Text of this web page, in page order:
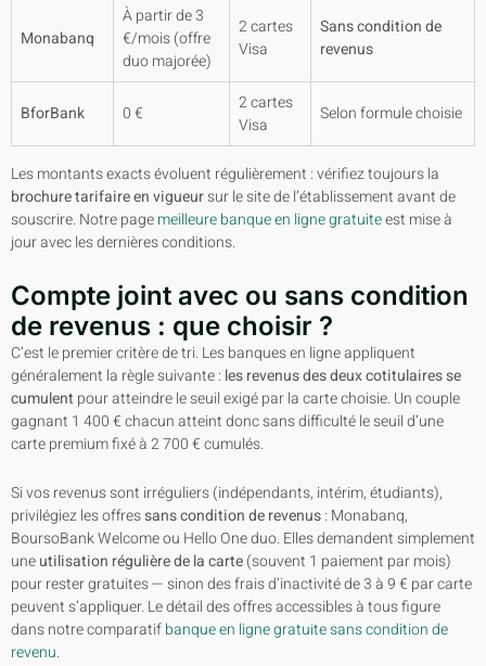
Monabanq
À partir de 3
€/mois (offre
duo majorée)
2 cartes
Visa
Sans condition de
revenus
BforBank 0 €
2 cartes
Visa
Selon formule choisie
Les montants exacts évoluent régulièrement : vérifiez toujours la
brochure tarifaire en vigueursur le site de l’établissement avant de
souscrire. Notre pagemeilleure banque en ligne gratuiteest mise à
jour avec les dernières conditions.
Compte joint avec ou sans condition
de revenus : que choisir ?
C’est le premier critère de tri. Les banques en ligne appliquent
généralement la règle suivante : les revenus des deux cotitulaires se
cumulent pour atteindre le seuil exigé par la carte choisie. Un couple
gagnant 1 400 € chacun atteint donc sans difficulté le seuil d’une
carte premium fixé à 2 700 € cumulés.
Si vos revenus sont irréguliers (indépendants, intérim, étudiants),
privilégiez les offressans condition de revenus: Monabanq,
BoursoBank Welcome ou Hello One duo. Elles demandent simplement
uneutilisation régulière de la carte(souvent 1 paiement par mois)
pour rester gratuites — sinon des frais d’inactivité de 3 à 9 € par carte
peuvent s’appliquer. Le détail des offres accessibles à tous figure
dans notre comparatifbanque en ligne gratuite sans condition de
revenu.